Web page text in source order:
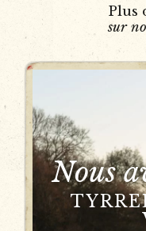
Plus
sur
Nous